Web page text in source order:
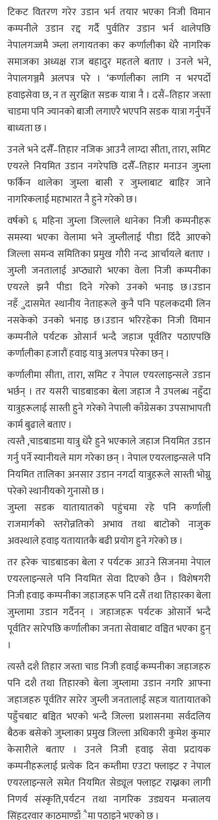
टिकट वितरण गरेर उडान भर्न तयार भएका निजी विमान
कम्पनीले उडान रद्द गर्दै पुर्वतिर उडान भर्न थालेपछि
नेपालगज्जमै ज्म्ला लगायतका कर कर्णालीका धेरै नागरिक
समाजका अध्यक्ष राज बहादुर महतले बताए । उनले भने,
नेपालगञ्जमै अलपत्र परे । ‘कर्णालीका लागि न भरपर्दो
हवाइसेवा छ, न त सुरक्षित सडक यात्रा नै । दसैं–तिहार जस्ता
चाडमा पनि ज्यानको बाजी लगाएरै भएपनि सडक यात्रा गर्नुपर्ने
बाध्यता छ ।
उनले भने दसैँ–तिहार नजिक आउनै लाग्दा सीता, तारा, समिट
एयरले नियमित उडान नगरेपछि दसैँ–तिहार मनाउन जुम्ला
फर्किन थालेका जुम्ला बासी र जुम्लाबाट बाहिर जाने
नागरिकलाई महाभारत नै हुने गरेको छ ।
वर्षको ६ महिना जुम्ला जिल्लाले धानेका निजी कम्पनीहरू
समस्या भएका वेलामा भने जुम्लीलाई पीडा दिँदै आएको
जिल्ला समन्व समितिका प्रमुख गौरी नन्द आर्चायले बताए ।
जुम्ली जनतालाई अप्ठ्यारो भएका वेला निजी कम्पनीका
एयरले झनै पीडा दिने गरेको उनको भनाइ छ ।उडान
नहँुदासमेत स्थानीय नेताहरूले कुनै पनि पहलकदमी लिन
नसकेको उनको भनाइ छ ।उडान भरिरहेका निजी विमान
कम्पनीले पर्यटक ओसार्न भन्दै जहाज पूर्वतिर पठाएपछि
कर्णालीका हजारौं हवाइ यात्रु अलपत्र परेका छन् ।
कर्णालीमा सीता, तारा, समिट र नेपाल एयरलाइन्सले उडान
भर्छन् । तर यसरी चाडबाडका बेला जहाज नै उपलब्ध नहुँदा
यात्रुहरूलाई सास्ती हुने गरेको नेपाली काँग्रेसका उपसाभापती
कार्म बुढाले बताए ।
त्यस्तै ,चाडबाडमा यात्रु धेरै हुने भएकाले जहाज नियमित उडान
गर्नु पर्ने स्यानीयले माग गरेका छन् । नेपाल एयरलाइन्सले पनि
नियमित तालिका अनसार उडान नगर्दा यात्रुहरूले सास्ती भोग्नु
परेको स्थानीयको गुनासो छ ।
जुम्ला सडक यातायातको पहुंचमा रहे पनि कर्णाली
राजमार्गको स्तरोन्नतिको अभाव तथा बाटोको नाजुक
अवस्थाले हवाइ यतायातकै बढी प्रयोग हुने गरेको छ ।
तर हरेक चाडबाडका बेला र पर्यटक आउने सिजनमा नेपाल
एयरलाइन्सले पनि नियमित सेवा दिएको छैन । विशेषगरी
निजी हवाइ कम्पनीका जहाजहरू पनि दसैं तथा तिहारका बेला
जुम्लामा उडान गर्दैनन् । जहाजहरू पर्यटक ओसार्ने भन्दै
पूर्वतिर सारेपछि कर्णालीका जनता सेवाबाट वञ्चित भएका हुन्
।
त्यस्तै दशै तिहार जस्ता चाड निजी हवाई कम्पनीका जहाजहरु
पनि दशै तथा तिहारको बेला जुम्लामा उडान नगरि आफ्ना
जहाजहरु पूर्वतिर सारेर जुम्ली जनतालाई सहज यातायातको
पहुँचबाट बञ्चित भएको भन्दै जिल्ला प्रशासनमा सर्वदलिय
बैठक बसेको जुम्लाका प्रमुख जिल्ला अधिकारी कुमेश कुमार
केसारीले बताए । उनले निजी हवाइ सेवा प्रदायक
कम्पनीहरूलाई प्रत्येक दिन कम्तीमा एउटा फ्लाइट र नेपाल
एयरलाइन्सले समेत नियमित सेड्यूल फ्लाइट राख्नका लागी
निणर्य संस्कृति,पर्यटन तथा नागरिक उड्ययन मन्त्रालय
सिंहदरवार काठमाण्डाँैमा पठाइने भएको छ ।